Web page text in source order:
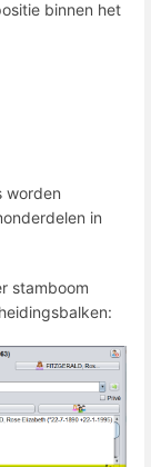
binnen het
worden
in
stamboom